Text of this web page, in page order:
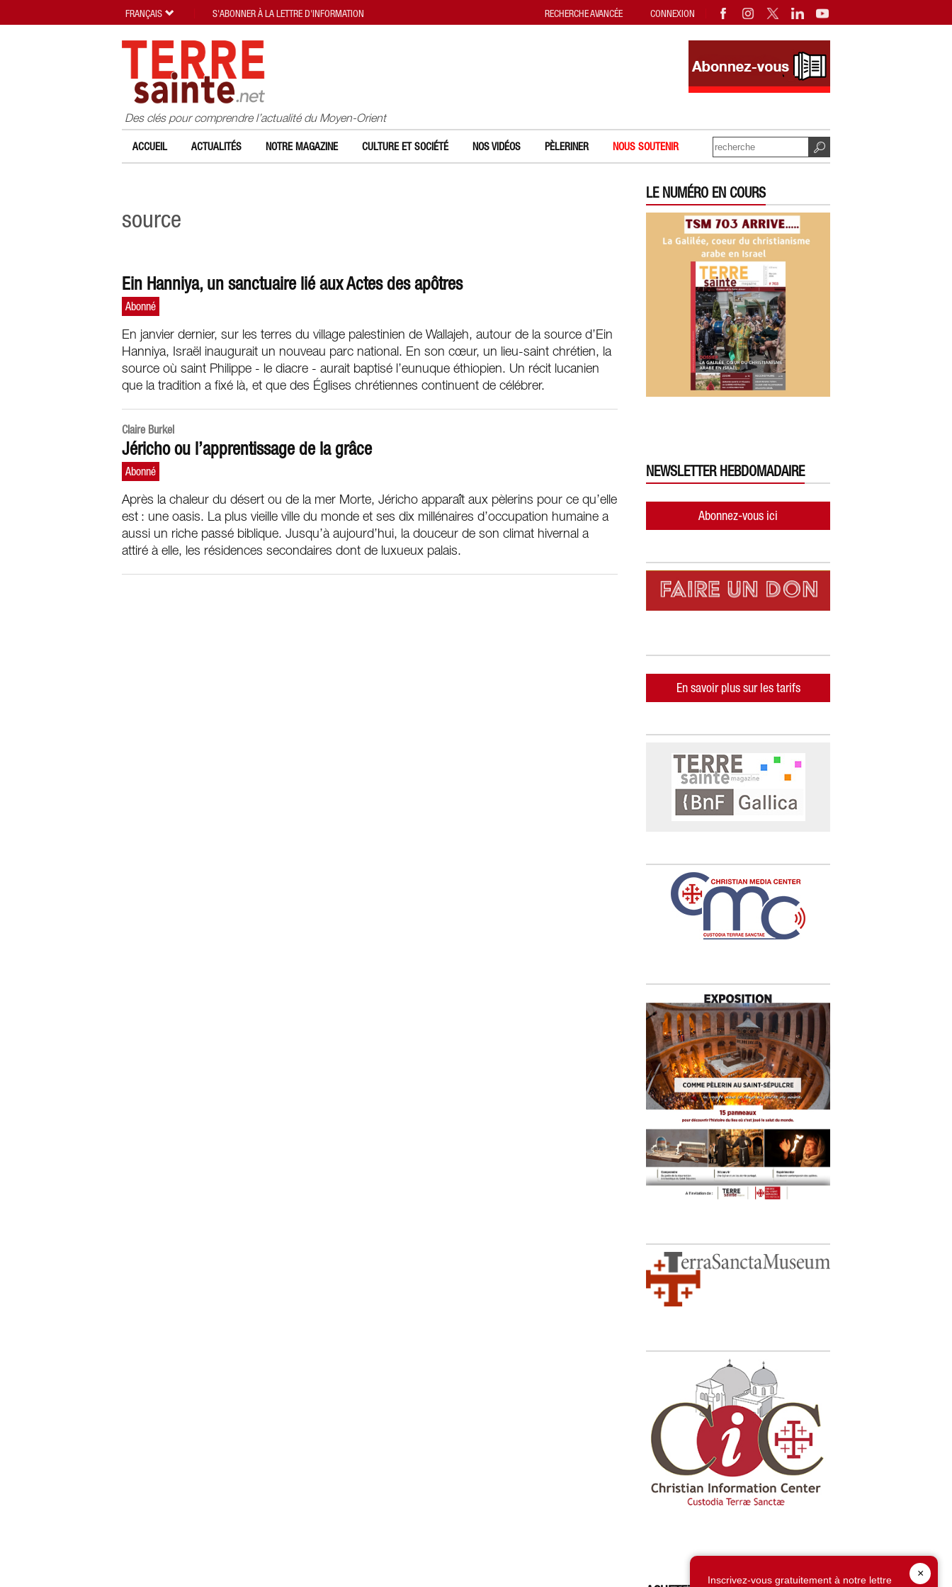
Des clés pour comprendre l’actualité du Moyen-Orient
ACCUEIL ACTUALITÉS NOTRE MAGAZINE CULTURE ET SOCIÉTÉ NOS VIDÉOS PÈLERINER NOUS SOUTENIR
source
Ein Hanniya, un sanctuaire lié aux Actes des apôtres
En janvier dernier, sur les terres du village palestinien de Wallajeh, autour de la source d’Ein
Hanniya, Israël inaugurait un nouveau parc national. En son cœur, un lieu-saint chrétien, la
source où saint Philippe - le diacre - aurait baptisé l’eunuque éthiopien. Un récit lucanien
que la tradition a fixé là, et que des Églises chrétiennes continuent de célébrer.
Claire Burkel
Jéricho ou l’apprentissage de la grâce
Après la chaleur du désert ou de la mer Morte, Jéricho apparaît aux pèlerins pour ce qu’elle
est : une oasis. La plus vieille ville du monde et ses dix millénaires d’occupation humaine a
aussi un riche passé biblique. Jusqu’à aujourd’hui, la douceur de son climat hivernal a
attiré à elle, les résidences secondaires dont de luxueux palais.
LE NUMÉRO EN COURS
NEWSLETTER HEBDOMADAIRE
Abonnez-vous ici
En savoir plus sur les tarifs
×
Inscrivez-vous gratuitement à notre lettre
RECHERCHE AVANCÉE CONNEXION
FRANÇAIS S'ABONNER À LA LETTRE D'INFORMATION